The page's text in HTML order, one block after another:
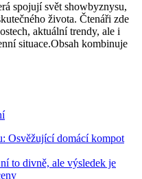
spojují svět showbyznysu,
života. Čtenáři zde
aktuální trendy, ale i
situace.Obsah kombinuje
Osvěžující domácí kompot
to divně, ale výsledek je